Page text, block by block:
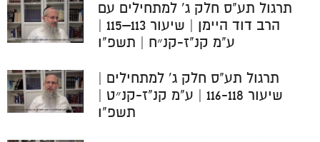
תרגול תע"ס חלק ג' למתחילים עם
הרב דוד היימן | שיעור 113–115 |
ע"מ קנ"ז-קנ״ח | תשפ"ו
תרגול תע"ס חלק ג' למתחילים |
שיעור 116-118 | ע"מ קנ"ז-קנ״ט |
תשפ"ו